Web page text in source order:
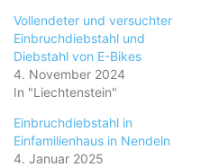
Vollendeter und versuchter
Einbruchdiebstahl und
Diebstahl von E-Bikes
4. November 2024
In "Liechtenstein"
Einbruchdiebstahl in
Einfamilienhaus in Nendeln
4. Januar 2025